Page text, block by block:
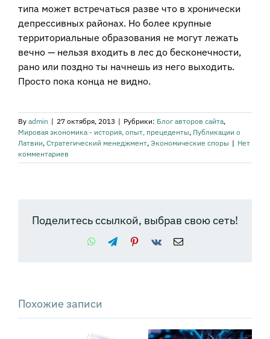
типа может встречаться разве что в хронически
депрессивных районах. Но более крупные
территориальные образования не могут лежать
вечно — нельзя входить в лес до бесконечности,
рано или поздно ты начнешь из него выходить.
Просто пока конца не видно.
By admin | 27 октября, 2013 | Рубрики: Блог авторов сайта,
Мировая экономика - история, опыт, прецеденты, Публикации о
Латвии, Стратегический менеджмент, Экономические споры | Нет
комментариев
Поделитесь ссылкой, выбрав свою сеть!
WhatsApp
TelegramPinterest
Vk Email
Похожие записи